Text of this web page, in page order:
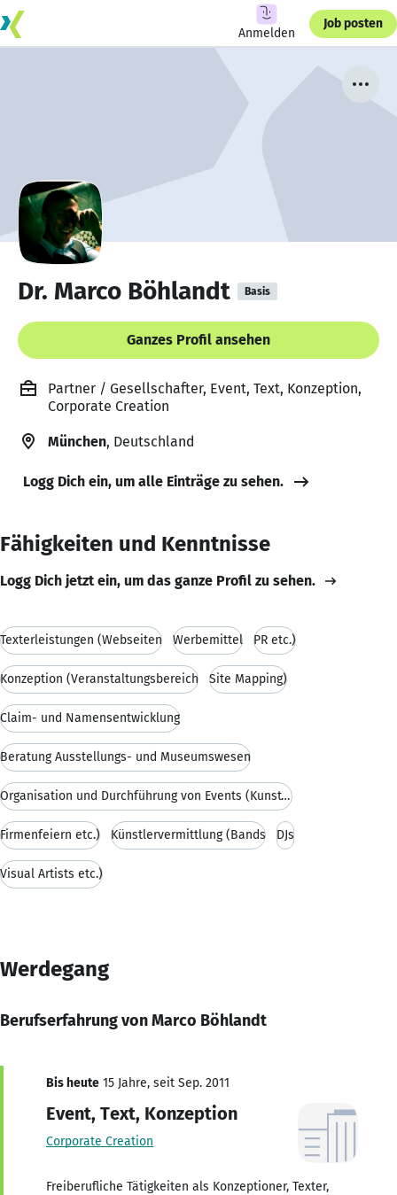
Anmelden
Job posten
Dr. Marco Böhlandt Basis
Ganzes Profil ansehen
Partner / Gesellschafter, Event, Text, Konzeption,
Corporate Creation
München, Deutschland
Logg Dich ein, um alle Einträge zu sehen.
Fähigkeiten und Kenntnisse
Logg Dich jetzt ein, um das ganze Profil zu sehen.
Texterleistungen (Webseiten Werbemittel PR etc.)
Konzeption (Veranstaltungsbereich Site Mapping)
Claim- und Namensentwicklung
Beratung Ausstellungs- und Museumswesen
Organisation und Durchführung von Events (Kunst- u
Firmenfeiern etc.) Künstlervermittlung (Bands DJs
Visual Artists etc.)
Werdegang
Berufserfahrung von Marco Böhlandt
Bis heute 15 Jahre, seit Sep. 2011
Event, Text, Konzeption
Corporate Creation
Freiberufliche Tätigkeiten als Konzeptioner, Texter,